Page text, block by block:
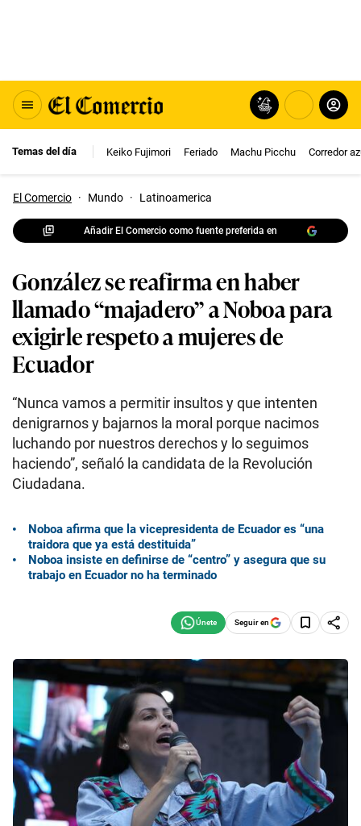
Temas del día Keiko Fujimori Feriado Machu Picchu Corredor
El Comercio · Mundo · Latinoamerica
Añadir El Comercio como fuente preferida en
González se reafirma en haber
llamado “majadero” a Noboa para
exigirle respeto a mujeres de
Ecuador
“Nunca vamos a permitir insultos y que intenten
denigrarnos y bajarnos la moral porque nacimos
luchando por nuestros derechos y lo seguimos
haciendo”, señaló la candidata de la Revolución
Ciudadana.
Noboa afirma que la vicepresidenta de Ecuador es “una
traidora que ya está destituida”
Noboa insiste en definirse de “centro” y asegura que su
trabajo en Ecuador no ha terminado
Seguir en